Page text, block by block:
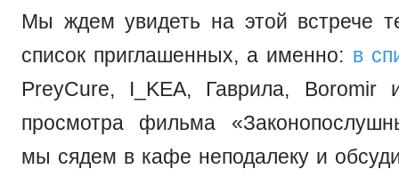
Мы ждем увидеть на этой встрече
список приглашенных, а именно: в
PreyCure, I_KEA, Гаврила,
просмотра фильма
мы сядем в кафе неподалеку и